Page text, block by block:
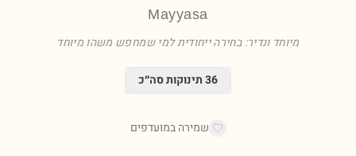
Mayyasa
מיוחד ונדיר: בחירה ייחודית למי שמחפש משהו מיוחד
36תינוקות סה״כ
שמירה במועדפים